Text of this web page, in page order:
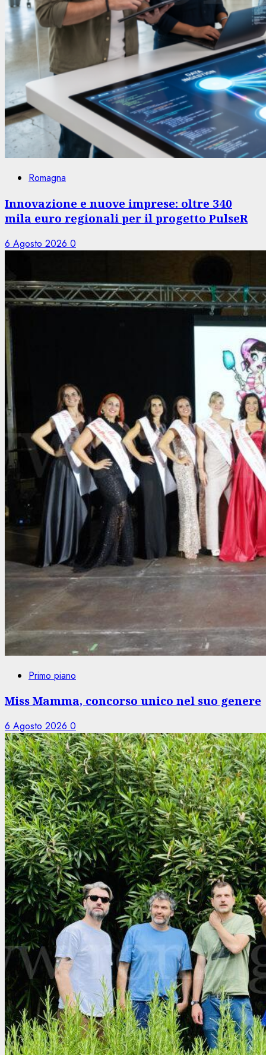
Romagna
Innovazione e nuove imprese: oltre 340
mila euro regionali per il progetto PulseR
6 Agosto 2026 0
Primo piano
Miss Mamma, concorso unico nel suo genere
6 Agosto 2026 0